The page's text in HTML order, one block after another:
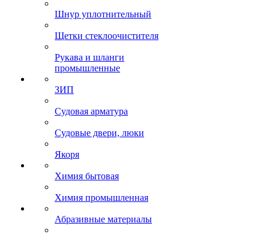
Шнур уплотнительный
Щетки стеклоочистителя
Рукава и шланги
промышленные
ЗИП
Судовая арматура
Судовые двери, люки
Якоря
Химия бытовая
Химия промышленная
Абразивные материалы